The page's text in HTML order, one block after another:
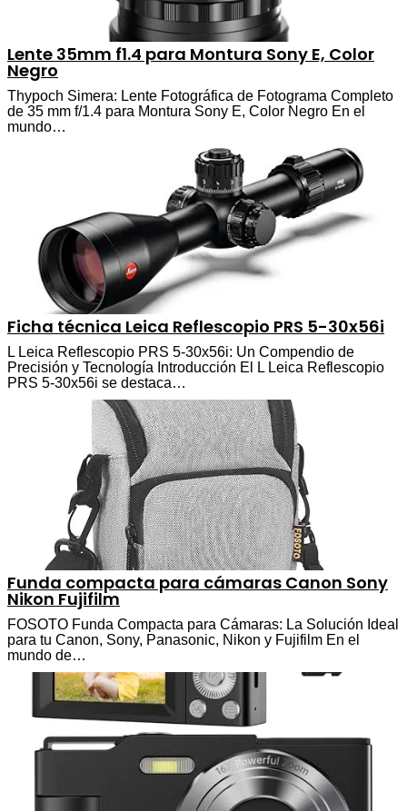
Lente 35mm f1.4 para Montura Sony E, Color
Negro
Thypoch Simera: Lente Fotográfica de Fotograma Completo
de 35 mm f/1.4 para Montura Sony E, Color Negro En el
mundo…
Ficha técnica Leica Reflescopio PRS 5-30x56i
L Leica Reflescopio PRS 5-30x56i: Un Compendio de
Precisión y Tecnología Introducción El L Leica Reflescopio
PRS 5-30x56i se destaca…
Funda compacta para cámaras Canon Sony
Nikon Fujifilm
FOSOTO Funda Compacta para Cámaras: La Solución Ideal
para tu Canon, Sony, Panasonic, Nikon y Fujifilm En el
mundo de…